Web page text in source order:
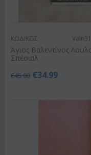
ΚΩΔΙΚΟΣ: Valn31
Άγιος Βαλεντίνος
Σπέσιαλ
€45.00 €34.99